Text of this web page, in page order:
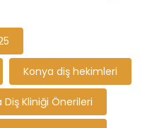
Konya diş hekimleri
Diş Kliniği Önerileri